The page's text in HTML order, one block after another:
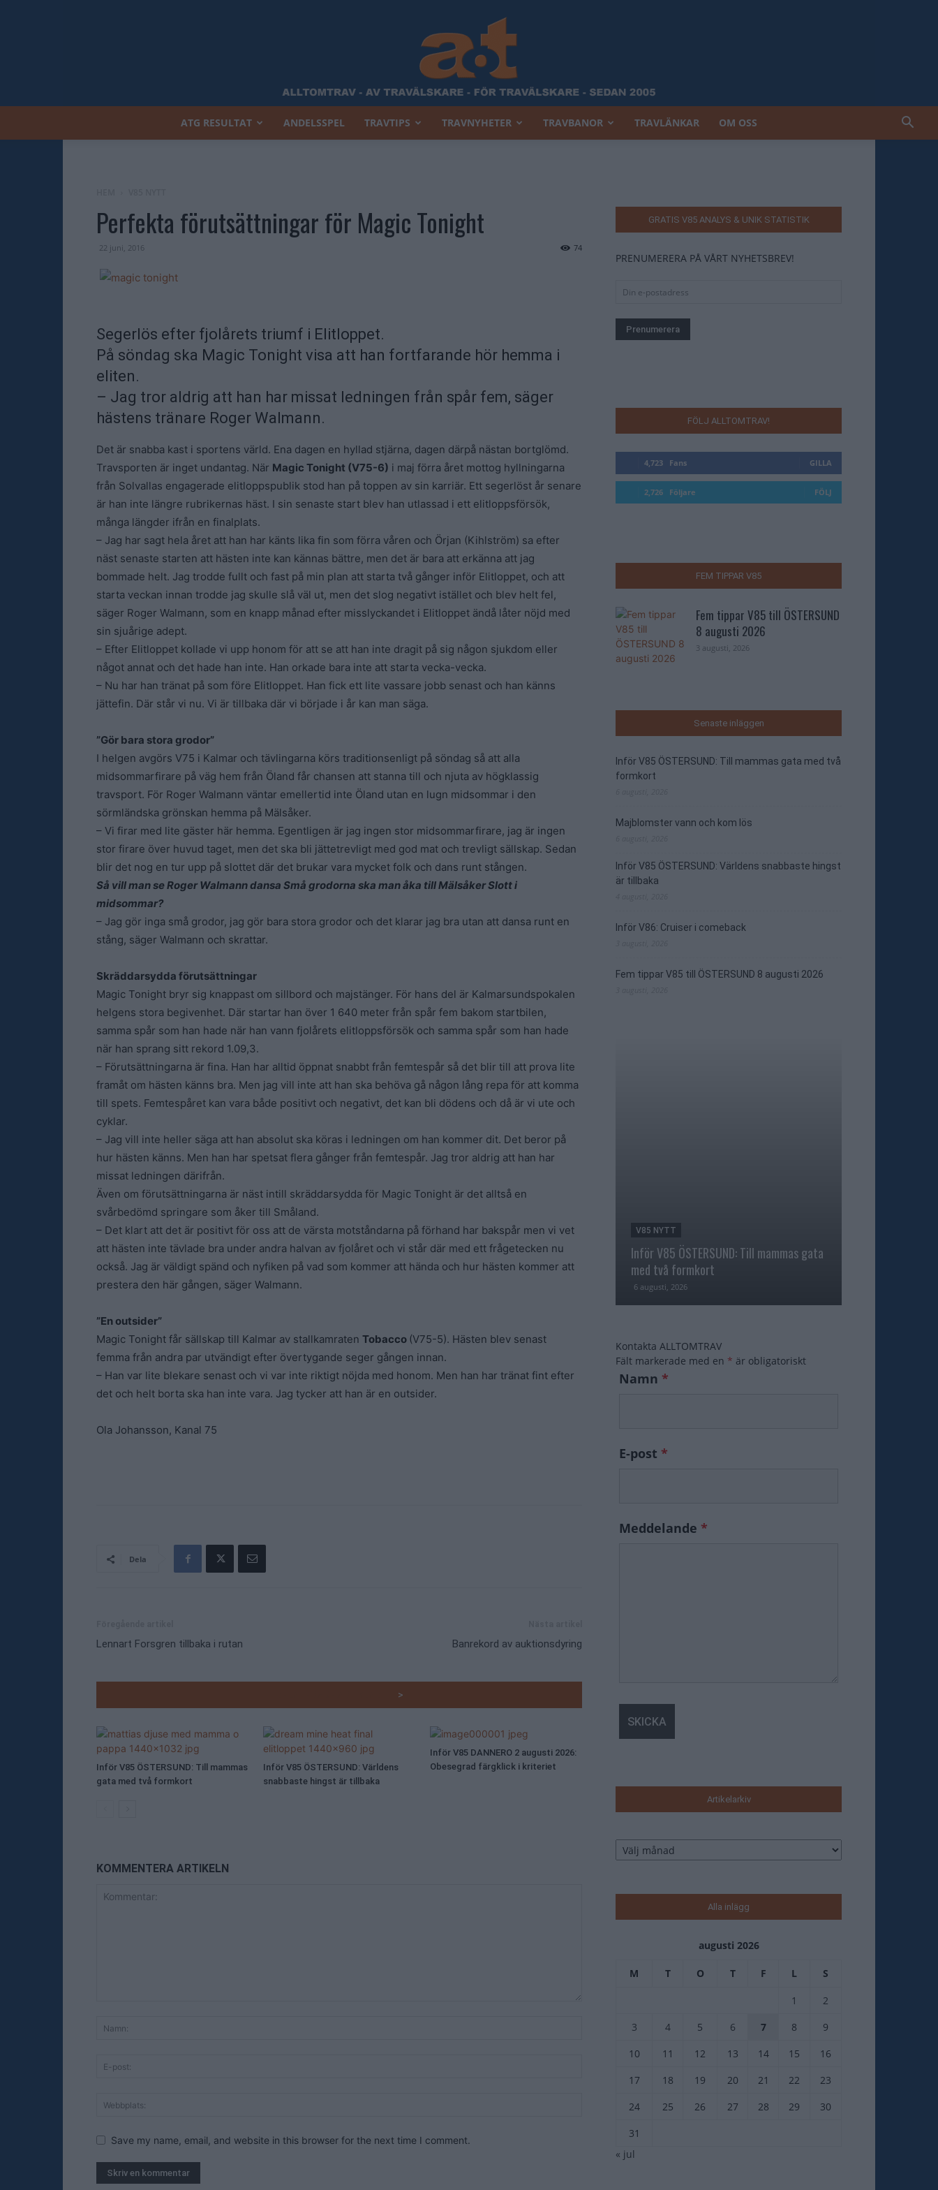
ATG RESULTAT ANDELSSPEL TRAVTIPS TRAVNYHETER TRAVBANOR TRAVLÄNKAR OM OSS
Perfekta förutsättningar för Magic Tonight
22 juni, 2016 74
Segerlös efter fjolårets triumf i Elitloppet.
På söndag ska Magic Tonight visa att han fortfarande hör hemma i
eliten.
– Jag tror aldrig att han har missat ledningen från spår fem, säger
hästens tränare Roger Walmann.
Det är snabba kast i sportens värld. Ena dagen en hyllad stjärna, dagen därpå nästan bortglömd.
Travsporten är inget undantag. När Magic Tonight (V75-6) i maj förra året mottog hyllningarna
från Solvallas engagerade elitloppspublik stod han på toppen av sin karriär. Ett segerlöst år senare
är han inte längre rubrikernas häst. I sin senaste start blev han utlassad i ett elitloppsförsök,
många längder ifrån en finalplats.
– Jag har sagt hela året att han har känts lika fin som förra våren och Örjan (Kihlström) sa efter
näst senaste starten att hästen inte kan kännas bättre, men det är bara att erkänna att jag
bommade helt. Jag trodde fullt och fast på min plan att starta två gånger inför Elitloppet, och att
starta veckan innan trodde jag skulle slå väl ut, men det slog negativt istället och blev helt fel,
säger Roger Walmann, som en knapp månad efter misslyckandet i Elitloppet ändå låter nöjd med
sin sjuårige adept.
– Efter Elitloppet kollade vi upp honom för att se att han inte dragit på sig någon sjukdom eller
något annat och det hade han inte. Han orkade bara inte att starta vecka-vecka.
– Nu har han tränat på som före Elitloppet. Han fick ett lite vassare jobb senast och han känns
jättefin. Där står vi nu. Vi är tillbaka där vi började i år kan man säga.
”Gör bara stora grodor”
I helgen avgörs V75 i Kalmar och tävlingarna körs traditionsenligt på söndag så att alla
midsommarfirare på väg hem från Öland får chansen att stanna till och njuta av högklassig
travsport. För Roger Walmann väntar emellertid inte Öland utan en lugn midsommar i den
sörmländska grönskan hemma på Mälsåker.
– Vi firar med lite gäster här hemma. Egentligen är jag ingen stor midsommarfirare, jag är ingen
stor firare över huvud taget, men det ska bli jättetrevligt med god mat och trevligt sällskap. Sedan
blir det nog en tur upp på slottet där det brukar vara mycket folk och dans runt stången.
Så vill man se Roger Walmann dansa Små grodorna ska man åka till Mälsåker Slott i
midsommar?
– Jag gör inga små grodor, jag gör bara stora grodor och det klarar jag bra utan att dansa runt en
stång, säger Walmann och skrattar.
Skräddarsydda förutsättningar
Magic Tonight bryr sig knappast om sillbord och majstänger. För hans del är Kalmarsundspokalen
helgens stora begivenhet. Där startar han över 1 640 meter från spår fem bakom startbilen,
samma spår som han hade när han vann fjolårets elitloppsförsök och samma spår som han hade
när han sprang sitt rekord 1.09,3.
– Förutsättningarna är fina. Han har alltid öppnat snabbt från femtespår så det blir till att prova lite
framåt om hästen känns bra. Men jag vill inte att han ska behöva gå någon lång repa för att komma
till spets. Femtespåret kan vara både positivt och negativt, det kan bli dödens och då är vi ute och
cyklar.
– Jag vill inte heller säga att han absolut ska köras i ledningen om han kommer dit. Det beror på
hur hästen känns. Men han har spetsat flera gånger från femtespår. Jag tror aldrig att han har
missat ledningen därifrån.
Även om förutsättningarna är näst intill skräddarsydda för Magic Tonight är det alltså en
svårbedömd springare som åker till Småland.
– Det klart att det är positivt för oss att de värsta motståndarna på förhand har bakspår men vi vet
att hästen inte tävlade bra under andra halvan av fjolåret och vi står där med ett frågetecken nu
också. Jag är väldigt spänd och nyfiken på vad som kommer att hända och hur hästen kommer att
prestera den här gången, säger Walmann.
”En outsider”
Magic Tonight får sällskap till Kalmar av stallkamraten Tobacco (V75-5). Hästen blev senast
femma från andra par utvändigt efter övertygande seger gången innan.
– Han var lite blekare senast och vi var inte riktigt nöjda med honom. Men han har tränat fint efter
det och helt borta ska han inte vara. Jag tycker att han är en outsider.
Ola Johansson, Kanal 75
Dela
Lennart Forsgren tillbaka i rutan Banrekord av auktionsdyring
>
Inför V85 ÖSTERSUND: Till mammas
gata med två formkort
Inför V85 ÖSTERSUND: Världens
snabbaste hingst är tillbaka
Inför V85 DANNERO 2 augusti 2026:
Obesegrad färgklick i kriteriet
KOMMENTERA ARTIKELN
Save my name, email, and website in this browser for the next time I comment.
GRATIS V85 ANALYS & UNIK STATISTIK
PRENUMERERA PÅ VÅRT NYHETSBREV!
FÖLJ ALLTOMTRAV!
4,723 Fans GILLA
2,726 Följare FÖLJ
FEM TIPPAR V85
Fem tippar V85 till ÖSTERSUND
8 augusti 2026
3 augusti, 2026
Senaste inläggen
Inför V85 ÖSTERSUND: Till mammas gata med två
formkort
Majblomster vann och kom lös
Inför V85 ÖSTERSUND: Världens snabbaste hingst
är tillbaka
Inför V86: Cruiser i comeback
Fem tippar V85 till ÖSTERSUND 8 augusti 2026
V85 NYTT
Inför V85 ÖSTERSUND: Till mammas gata
med två formkort
6 augusti, 2026
Kontakta ALLTOMTRAV
Fält markerade med en * är obligatoriskt
Namn *
E-post *
Meddelande *
Artikelarkiv
Artikelarkiv
Alla inlägg
augusti 2026
M T O T F L S
1
2
3
4 5 6 7 8
9
10
11 12 13 14 15
16
17
18 19 20 21 22
23
24
25 26 27 28 29
30
31
« jul